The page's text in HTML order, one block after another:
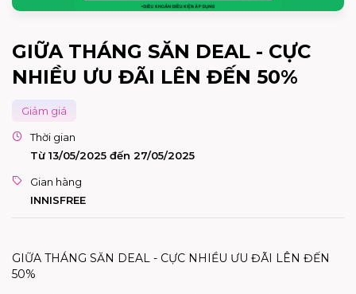
GIỮA THÁNG SĂN DEAL - CỰC
NHIỀU ƯU ĐÃI LÊN ĐẾN 50%
Giảm giá
Thời gian
Từ 13/05/2025 đến 27/05/2025
Gian hàng
INNISFREE
GIỮA THÁNG SĂN DEAL - CỰC NHIỀU ƯU ĐÃI LÊN ĐẾN
50%